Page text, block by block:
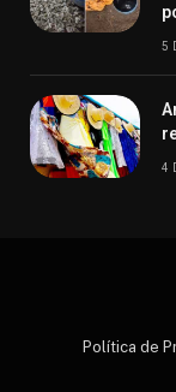
5
4
Política de